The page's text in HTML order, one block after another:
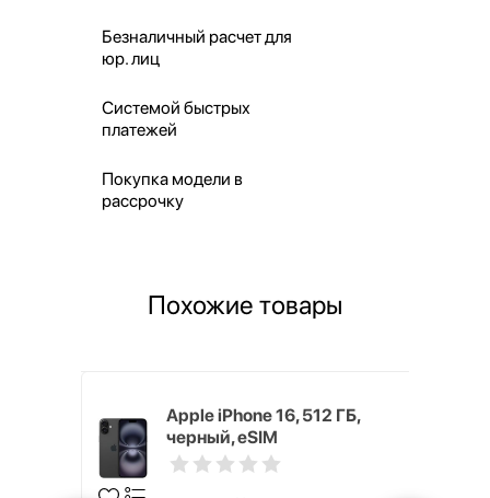
Безналичный расчет для
юр. лиц
Системой быстрых
платежей
Покупка модели в
рассрочку
Похожие товары
Apple iPhone 16, 512 ГБ,
черный, eSIM